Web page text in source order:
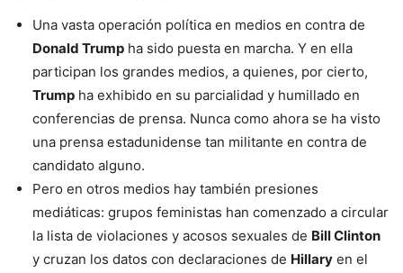
Una vasta operación política en medios en contra de
Donald Trump ha sido puesta en marcha. Y en ella
participan los grandes medios, a quienes, por cierto,
Trump ha exhibido en su parcialidad y humillado en
conferencias de prensa. Nunca como ahora se ha visto
una prensa estadunidense tan militante en contra de
candidato alguno.
Pero en otros medios hay también presiones
mediáticas: grupos feministas han comenzado a circular
la lista de violaciones y acosos sexuales de Bill Clinton
y cruzan los datos con declaraciones de Hillary en el